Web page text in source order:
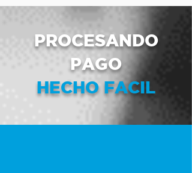
PROCESANDO
PAGO
HECHO FACIL